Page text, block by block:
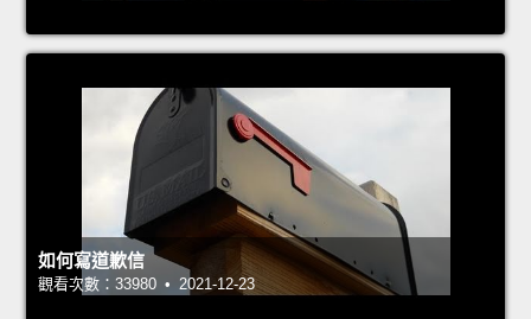
如何寫道歉信
觀看次數：33980 • 2021-12-23